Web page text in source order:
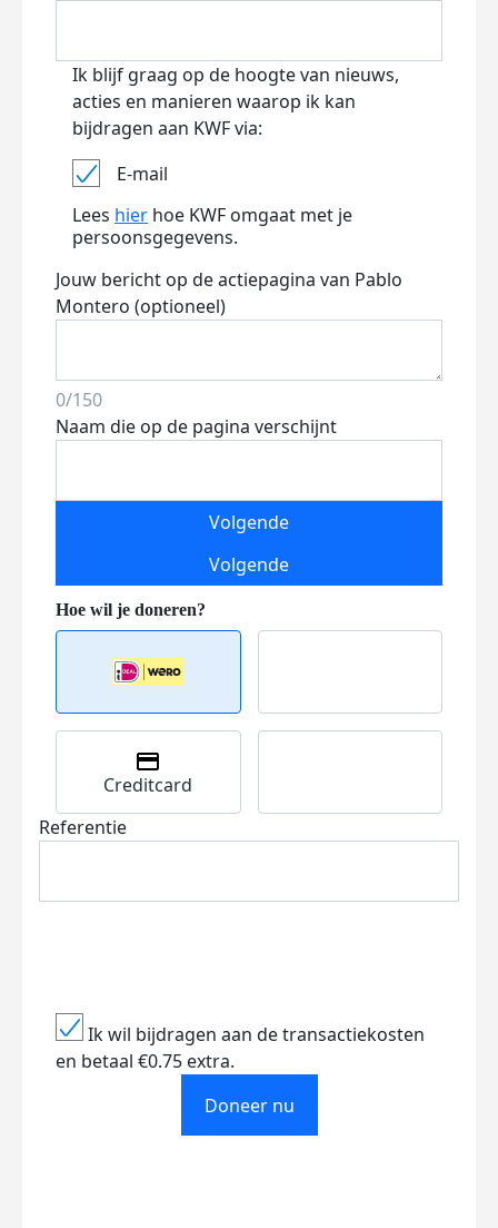
Ik blijf graag op de hoogte van nieuws,
acties en manieren waarop ik kan
bijdragen aan KWF via:
E-mail
Lees hier hoe KWF omgaat met je
persoonsgegevens.
Jouw bericht op de actiepagina van Pablo
Montero (optioneel)
0/150
Naam die op de pagina verschijnt
Volgende
Volgende
Creditcard
Referentie
Ik wil bijdragen aan de transactiekosten
en betaal €0.75 extra.
Doneer nu